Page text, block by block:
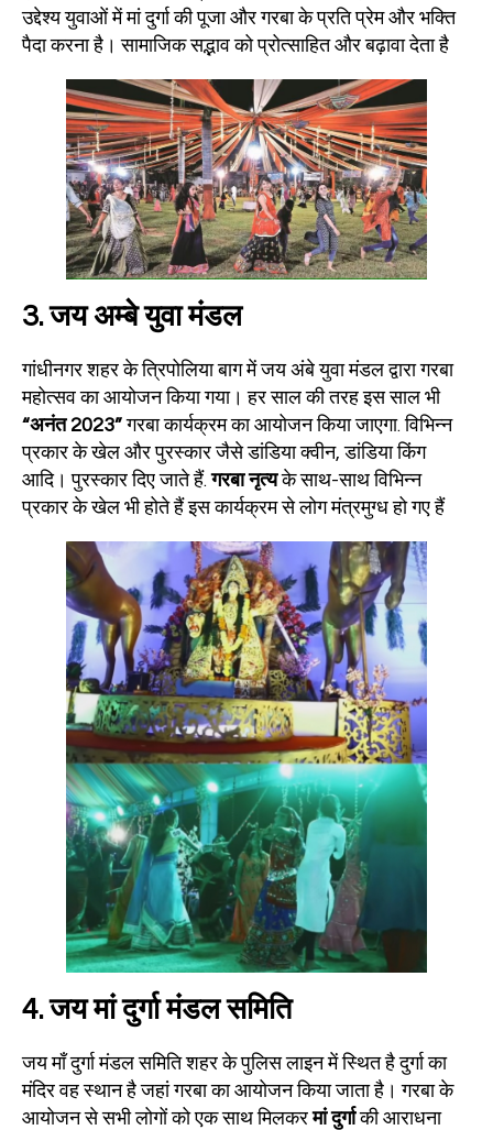
उद्देश्य युवाओं में मां दुर्गा की पूजा और गरबा के प्रति प्रेम और भक्ति
पैदा करना है। सामाजिक सद्भाव को प्रोत्साहित और बढ़ावा देता है
3.जय अम्बे युवा मंडल
गांधीनगर शहर के त्रिपोलिया बाग में जय अंबे युवा मंडल द्वारा गरबा
महोत्सव का आयोजन किया गया। हर साल की तरह इस साल भी
“अनंत 2023”गरबा कार्यक्रम का आयोजन किया जाएगा. विभिन्न
प्रकार के खेल और पुरस्कार जैसे डांडिया क्वीन, डांडिया किंग
आदि। पुरस्कार दिए जाते हैं.गरबा नृत्यके साथ-साथ विभिन्न
प्रकार के खेल भी होते हैं इस कार्यक्रम से लोग मंत्रमुग्ध हो गए हैं
4.जय मां दुर्गा मंडल समिति
जय माँ दुर्गा मंडल समिति शहर के पुलिस लाइन में स्थित है दुर्गा का
मंदिर वह स्थान है जहां गरबा का आयोजन किया जाता है। गरबा के
आयोजन से सभी लोगों को एक साथ मिलकरमां दुर्गाकी आराधना